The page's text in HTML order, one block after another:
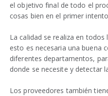
el objetivo final de todo el
cosas bien en el primer
La calidad se realiza en
esto es necesaria una buena
diferentes departamentos,
donde se necesite y detectar
Los proveedores también